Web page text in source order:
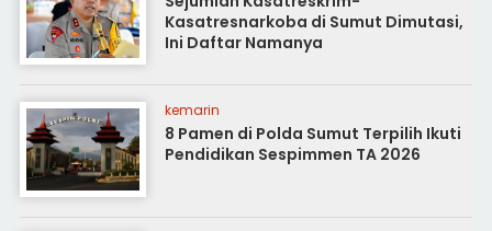
Kasatresnarkoba di Sumut Dimutasi,
Ini Daftar Namanya
kemarin
8 Pamen di Polda Sumut Terpilih Ikuti
Pendidikan Sespimmen TA 2026